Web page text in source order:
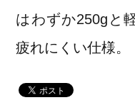
はわずか250gと
疲れにくい仕様。